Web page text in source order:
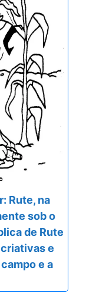
Rute, na
sob o
de Rute
e
e a